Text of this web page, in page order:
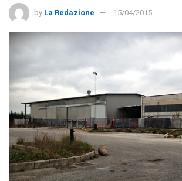
by La Redazione 15/04/2015